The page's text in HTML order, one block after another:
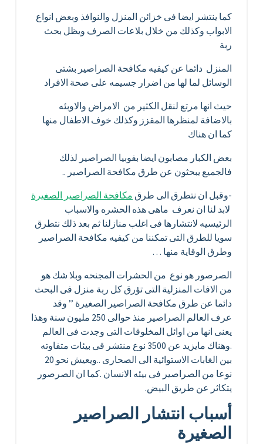
كما ينتشر ايضا فى خزائن المنزل والنوافذ وبعض انواع
الابواب وكذلك من خلال بلاعات الصرف ويظل بحث
ربة
المنزل دائما عن كيفيه مكافحة الصراصير بشتى
الوسائل لما لها من اضرار جسيمه على صحة الافراد
حيث انها مرتع لنقل الكثير من الامراض والاوبئه
بالاضافة لمنظرها المقزز وكذلك خوف الاطفال منها
كما ان هناك
بعض الكبار مصابون ايضا بفوبيا الصراصير لذلك
فالجميع يبحثون عن طرق مكافحة الصراصير ..
-وقبل ان نتطرق الى طرقمكافحة الصراصير الصغيرة
لابد لنا ان نعرف ماهى هذه الحشره والاسباب
الرئيسيه لانتشارها فى اغلب منازلنا ثم بعد ذلك نتطرق
سويا للطرق التى تمكننا من كيفيه مكافحة الصراصير
وطرق الوقاية منها …
الصرصور هو نوع من الحشرات المجنحه وبلا شك هو
من الافات المنزلية التى تؤرق كل ربة منزل فى البحث
دائما عن طرق مكافحة الصراصير الصغيرة ’’ وقد
عرف العالم الصراصير منذ حوالى 250 مليون سنة وهذا
يعنى انها من اوائل المخلوقات التى وجدت فى العالم
.وهناك مايزيد عن 3500 نوع منتشر قى بيئات متفاوته
بين الغابات الاستوائية الى الصحارى ..ويعيش نحو 20
نوعا من الصراصير فى بيئه الانسان .كما ان الصرصور
يتكاثر عن طريق البيض.
أسباب انتشار الصراصير
الصغيرة